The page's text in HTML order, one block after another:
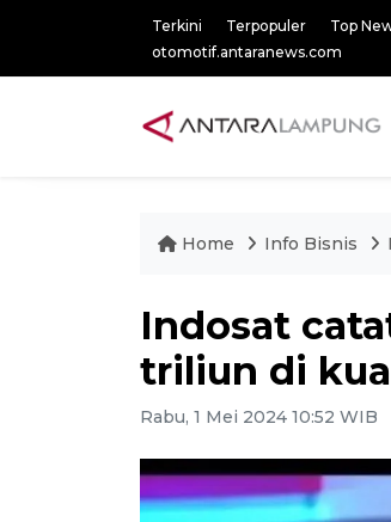
Terkini Terpopuler Top
otomotif.antaranews.com
Home Info Bisnis
Indosat
triliun di
Rabu, 1 Mei 2024 10:52 WIB